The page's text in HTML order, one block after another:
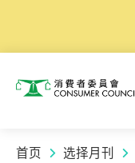
消费者委员会
首页 选择月刊